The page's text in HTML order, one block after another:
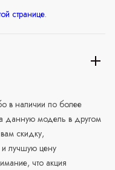
странице.
в наличии по более
данную модель в другом
скидку,
лучшую цену
что акция